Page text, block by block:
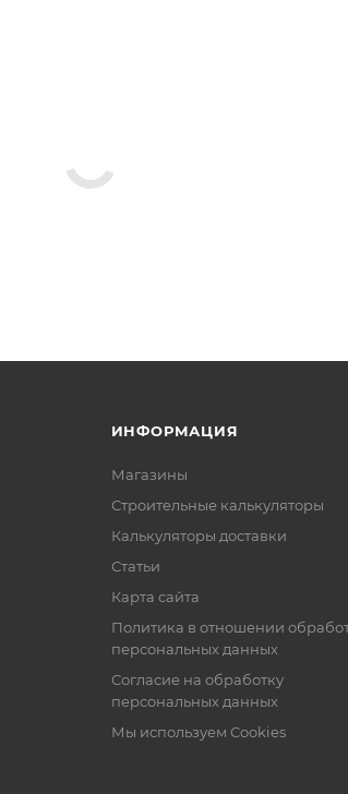
ИНФОРМАЦИЯ
Магазины
Строительные калькуляторы
Калькуляторы доставки
Статьи
Карта сайта
Политика в отношении
персональных данных
Согласие на обработку
персональных данных
Мы используем Cookies